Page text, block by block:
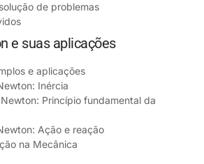
de problemas
e suas aplicações
e aplicações
Inércia
Princípio fundamental da
Ação e reação
na Mecânica